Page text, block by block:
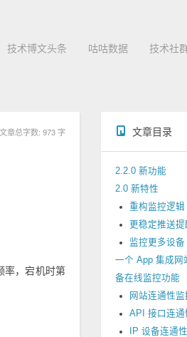
技术博文头条 咕咕数据 技术社
文章总字数: 973 字
率，宕机时第
文章目录
2.2.0 新功能
2.0 新特性
重构监控逻辑
更稳定推送提
监控更多设备
一个 App 集成网
备在线监控功能
网站连通性监
API 接口连通
IP 设备连通